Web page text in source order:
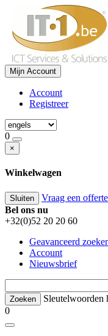
Mijn Account
Account
Registreer
0
×
Winkelwagen
Sluiten Vraag een
Bel ons nu
+32(0)52 20 20 60
Geavanceerd
Account
Nieuwsbrief
Sleutelwoorden
0